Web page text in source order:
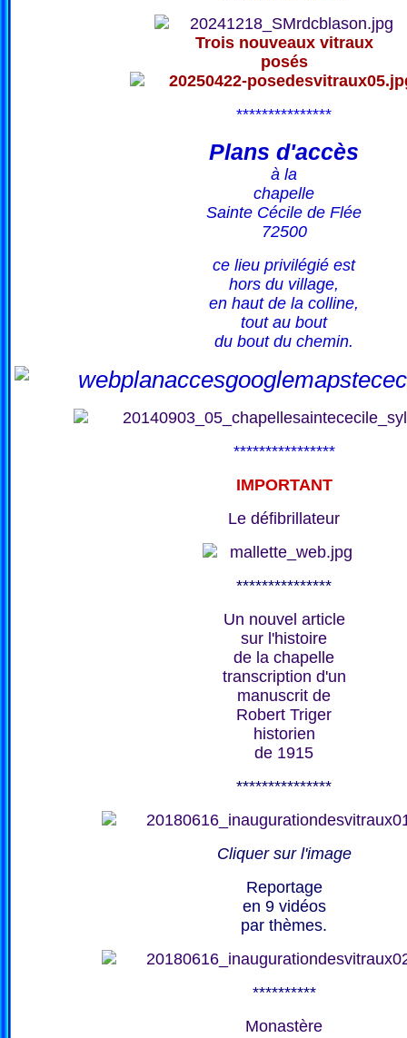
Trois nouveaux vitraux
posés
***************
Plans d'accès
à la
chapelle
Sainte Cécile de Flée
72500
ce lieu privilégié est
hors du village,
en haut de la colline,
tout au bout
du bout du chemin.
****************
IMPORTANT
Le défibrillateur
***************
Un nouvel article
sur l'histoire
de la chapelle
transcription d'un
manuscrit de
Robert Triger
historien
de 1915
***************
Cliquer sur l'image
Reportage
en 9 vidéos
par thèmes.
**********
Monastère